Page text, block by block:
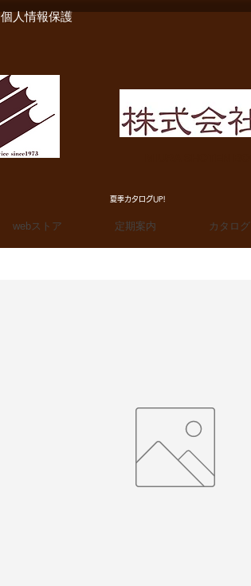
個人情報保護
夏季カタログUP!
webストア 定期案内 カタログ